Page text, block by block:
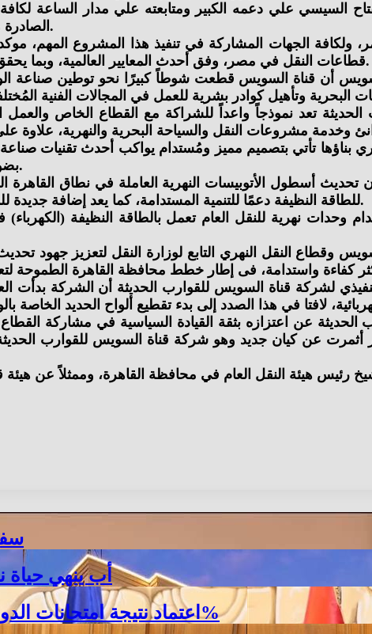
السيسي علي دعمه الكبير ومتابعته علي مدار الساعة
الصادرة مؤخراً بزيادة أعداد الأتوبيسات النهرية الجديدة من 3 إلي 5 أتوبيسات.
ولكافة الجهات المشاركة في تنفيذ هذا المشروع
قطاعات النقل في مصر، وفق أحدث المعايير العالمية، وبما يحقق مصالح المواطنين ويدعم مسيرة التنمية الشاملة التي تشهدها البلاد.
أن قناة السويس قطعت شوطاً كبيرًا نحو توطين صناعة
تعد نموذجاً واعداً للشراكة مع القطاع الخاص والعمل
بناؤها تأتي بتصميم مميز ومُستدام يواكب أحدث تقنيات صناعة
بضوابط ومعايير السلامة البيئية في كافة المشروعات التنموية والخدمية.
تحديث أسطول الأتوبيسات النهرية العاملة في نطاق
للطاقة النظيفة دعمًا للتنمية المستدامة، كما يعد إضافة جديدة للمنظومة الخدمية، واستجابة مباشرة لاحتياجات المواطنين بالمحافطة.
وحدات نهرية للنقل العام تعمل بالطاقة النظيفة
وقطاع النقل النهري التابع لوزارة النقل لتعزيز جهود
عن اعتزازه بثقة القيادة السياسية في مشاركة
عن كيان جديد وهو شركة قناة السويس للقوارب
30
أب ينهي حياة
اعتماد نتيجة امتحانات الدور الثاني للشهادة الإعدادية بالبحيرة بنسبة نجاح 100%